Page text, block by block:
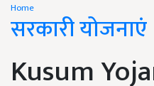
Home
सरकारी योजनाएं
Kusum